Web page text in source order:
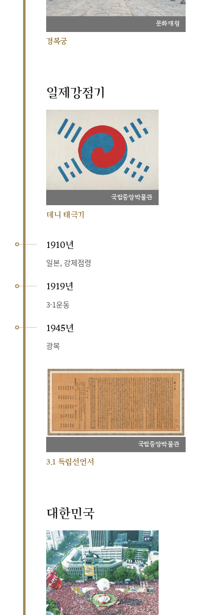
문화재청
경복궁
일제강점기
국립중앙박물관
데니 태극기
1910년
일본, 강제점령
1919년
3·1운동
1945년
광복
국립중앙박물관
3.1 독립선언서
대한민국